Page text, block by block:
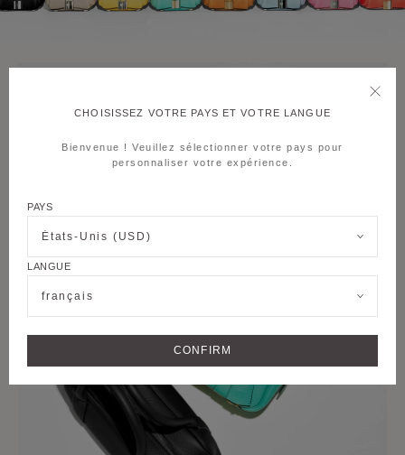
CHOISISSEZ VOTRE PAYS ET VOTRE LANGUE
Bienvenue ! Veuillez sélectionner votre pays pour
personnaliser votre expérience.
PAYS
États-Unis (USD)
LANGUE
français
CONFIRM